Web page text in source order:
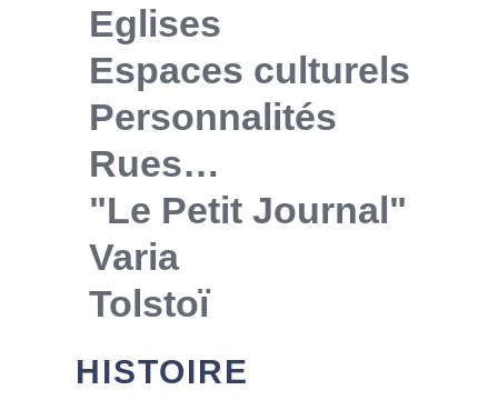
Eglises
Espaces culturels
Personnalités
Rues…
"Le Petit Journal"
Varia
Tolstoï
HISTOIRE